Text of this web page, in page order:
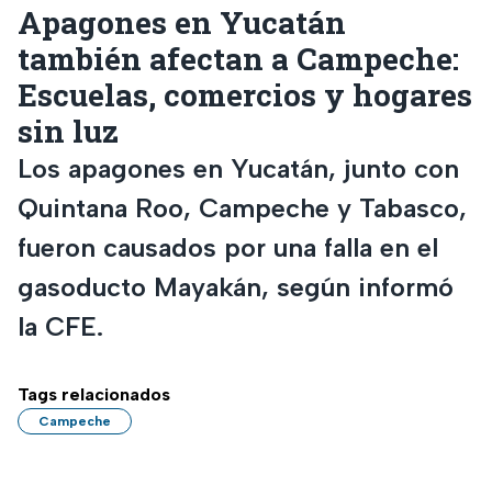
Apagones en Yucatán
también afectan a Campeche:
Escuelas, comercios y hogares
sin luz
Los apagones en Yucatán, junto con
Quintana Roo, Campeche y Tabasco,
fueron causados por una falla en el
gasoducto Mayakán, según informó
la CFE.
Tags relacionados
Campeche